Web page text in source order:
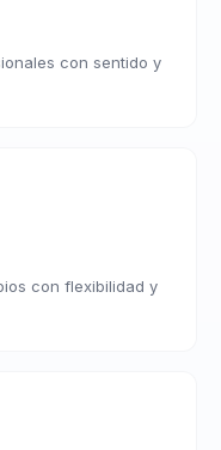
con sentido y
con flexibilidad y